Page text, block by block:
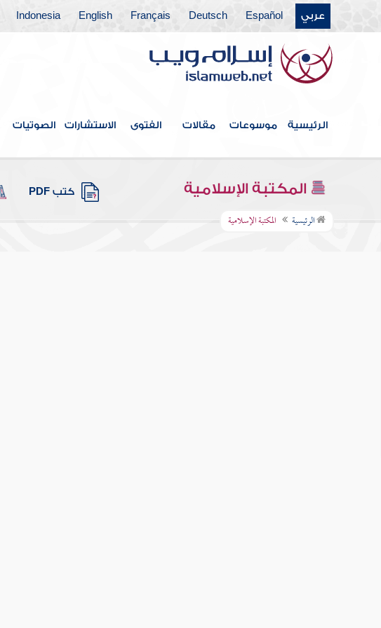
عربي Español
Deutsch
Français
English
Indonesia
الرئيسية موسوعات مقالات الفتوى الاستشارات الصوتيات
المكتبة الإسلامية كتب PDF
الرئيسية المكتبة الإسلامية